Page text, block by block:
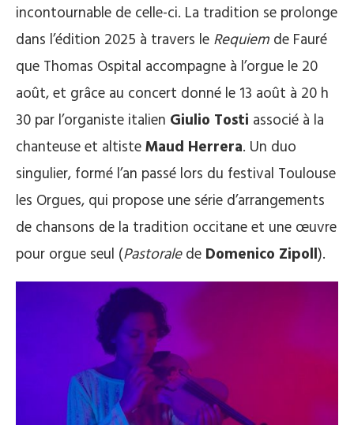
incontournable de celle-ci. La tradition se prolonge
dans l’édition 2025 à travers le Requiem de Fauré
que Thomas Ospital accompagne à l’orgue le 20
août, et grâce au concert donné le 13 août à 20 h
30 par l’organiste italien Giulio Tosti associé à la
chanteuse et altisteMaud Herrera. Un duo
singulier, formé l’an passé lors du festival Toulouse
les Orgues, qui propose une série d’arrangements
de chansons de la tradition occitane et une œuvre
pour orgue seul (Pastoralede Domenico Zipoll).